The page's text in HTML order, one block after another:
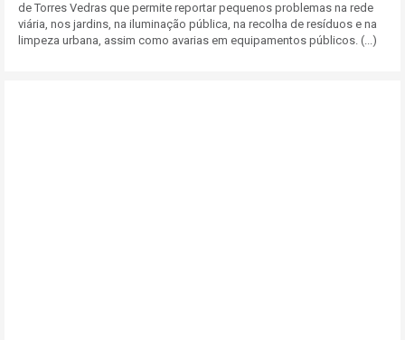
de Torres Vedras que permite reportar pequenos problemas na rede
viária, nos jardins, na iluminação pública, na recolha de resíduos e na
limpeza urbana, assim como avarias em equipamentos públicos. (...)